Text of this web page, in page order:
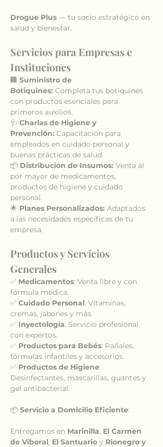
Drogue Plus — tu socio estratégico en
salud y bienestar.
Servicios para Empresas e
Instituciones
🏢 Suministro de
Botiquines: Completa tus botiquines
con productos esenciales para
primeros auxilios.
🩺 Charlas de Higiene y
Prevención: Capacitación para
empleados en cuidado personal y
buenas prácticas de salud.
📦 Distribución de Insumos: Venta al
por mayor de medicamentos,
productos de higiene y cuidado
personal.
🌟 Planes Personalizados: Adaptados
a las necesidades específicas de tu
empresa.
Productos y Servicios
Generales
✅ Medicamentos: Venta libre y con
fórmula médica.
✅ Cuidado Personal: Vitaminas,
cremas, jabones y más.
✅ Inyectología: Servicio profesional
con expertos.
✅ Productos para Bebés: Pañales,
fórmulas infantiles y accesorios.
✅ Productos de Higiene:
Desinfectantes, mascarillas, guantes y
gel antibacterial.
📦 Servicio a Domicilio Eficiente:
Entregamos en Marinilla, El Carmen
de Viboral, El Santuario y Rionegro y